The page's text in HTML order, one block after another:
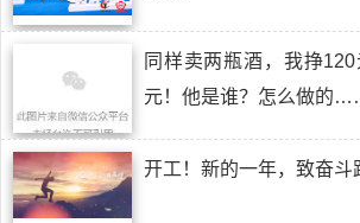
同样卖两瓶酒，我挣
元！他是谁？怎么做的
开工！新的一年，致奋斗